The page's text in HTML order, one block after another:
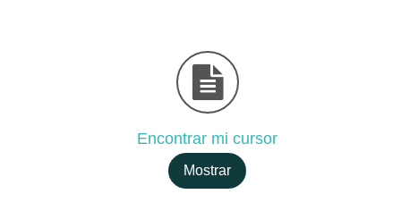
Encontrar mi cursor
Mostrar